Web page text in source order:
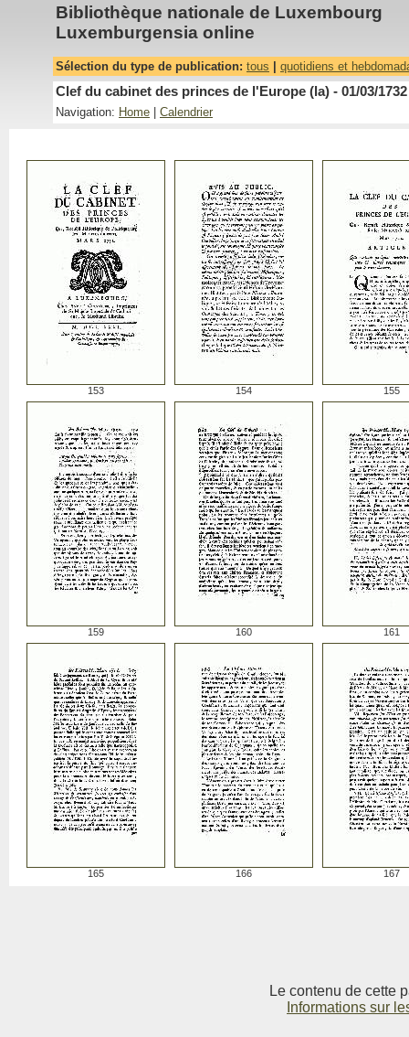
Bibliothèque nationale de Luxembourg
Luxemburgensia online
Sélection du type de publication: tous quotidiens et
Clef du cabinet des princes de l'Europe (la) - 01/03/1732
Navigation: Home Calendrier
153 154 155
159 160 161
165 166 167
Le contenu de cette
Informations sur